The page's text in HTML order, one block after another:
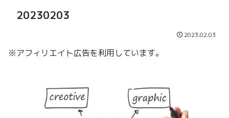
20230203
2023.02.03
※アフィリエイト広告を利用しています。